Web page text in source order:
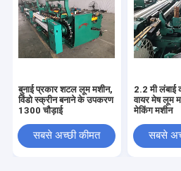
बुनाई प्रकार शटल लूम मशीन,
विंडो स्क्रीन बनाने के उपकरण
1300 चौड़ाई
सबसे अच्छी कीमत
2.2 मी
वायर मेष लूम
मेकिंग मशीन
सबसे